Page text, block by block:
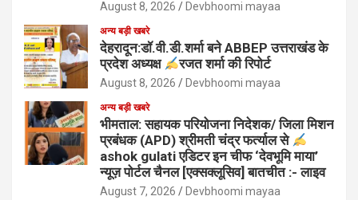
August 8, 2026 Devbhoomi mayaa
अन्य बड़ी खबरे
देहरादून:डॉ.वी.डी.शर्मा बने ABBEP उत्तराखंड के
प्रदेश अध्यक्ष
रजत शर्मा की रिपोर्ट
August 8, 2026 Devbhoomi mayaa
अन्य बड़ी खबरे
भीमताल: सहायक परियोजना निदेशक/ जिला मिशन
प्रबंधक (APD) श्रीमती चंद्र फर्त्याल से
ashok gulati एडिटर इन चीफ ‘देवभूमि माया’
न्यूज़ पोर्टल चैनल [एक्सक्लूसिव] बातचीत :- लाइव
August 7, 2026 Devbhoomi mayaa